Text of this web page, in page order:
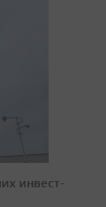
инвест-